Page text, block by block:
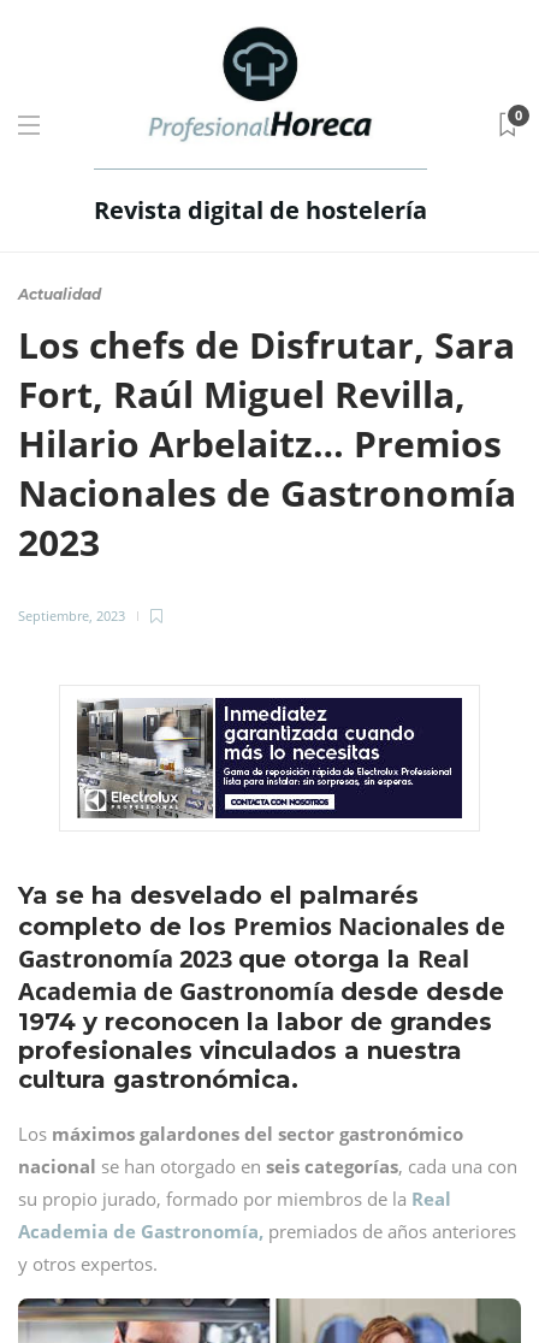
Revista digital de hostelería
0
Actualidad
Los chefs de Disfrutar, Sara
Fort, Raúl Miguel Revilla,
Hilario Arbelaitz… Premios
Nacionales de Gastronomía
2023
Septiembre, 2023
Ya se ha desvelado el palmarés
completo de los Premios Nacionales de
Gastronomía 2023 que otorga la Real
Academia de Gastronomía desde desde
1974 y reconocen la labor de grandes
profesionales vinculados a nuestra
cultura gastronómica.
Los máximos galardones del sector gastronómico
nacional se han otorgado en seis categorías, cada una con
su propio jurado, formado por miembros de la Real
Academia de Gastronomía, premiados de años anteriores
y otros expertos.